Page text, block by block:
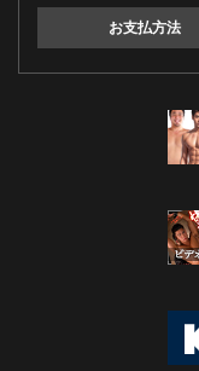
お支払方法